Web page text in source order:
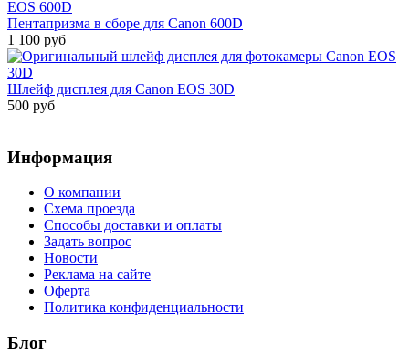
Пентапризма в сборе для Canon 600D
1 100 руб
Шлейф дисплея для Canon EOS 30D
500 руб
Информация
О компании
Схема проезда
Способы доставки и оплаты
Задать вопрос
Новости
Реклама на сайте
Оферта
Политика конфиденциальности
Блог